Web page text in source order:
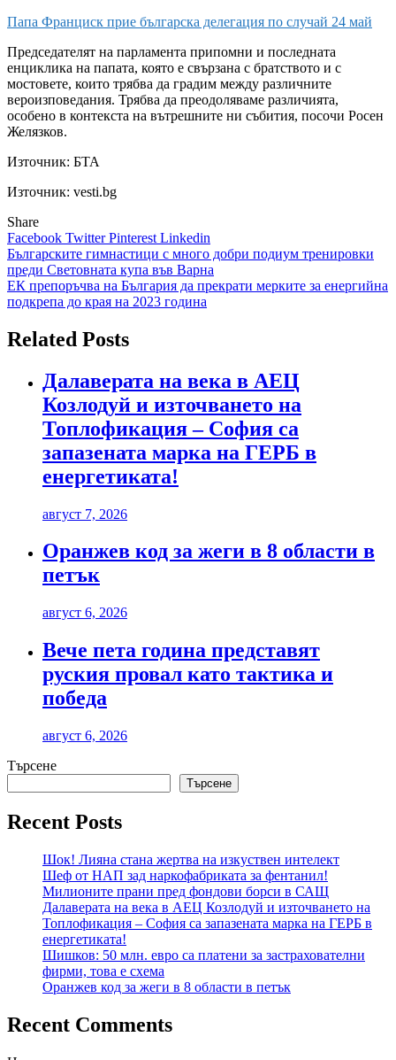
Папа Франциск прие българска делегация по случай 24 май
Председателят на парламента припомни и последната
енциклика на папата, която е свързана с братството и с
мостовете, които трябва да градим между различните
вероизповедания. Трябва да преодоляваме различията,
особено в контекста на вътрешните ни събития, посочи Росен
Желязков.
Източник: БТА
Източник: vesti.bg
Share
Facebook TwitterPinterest Linkedin
Навигация
Българските гимнастици с много добри подиум тренировки
преди Световната купа във Варна
ЕК препоръчва на България да прекрати мерките за енергийна
подкрепа до края на 2023 година
Related Posts
Далаверата на века в АЕЦ
Козлодуй и източването на
Топлофикация – София са
запазената марка на ГЕРБ в
енергетиката!
август 7, 2026
Оранжев код за жеги в 8 области в
петък
август 6, 2026
Вече пета година представят
руския провал като тактика и
победа
август 6, 2026
Търсене
Търсене
Recent Posts
Шок! Лияна стана жертва на изкуствен интелект
Шеф от НАП зад наркофабриката за фентанил!
Милионите прани пред фондови борси в САЩ
Далаверата на века в АЕЦ Козлодуй и източването на
Топлофикация – София са запазената марка на ГЕРБ в
енергетиката!
Шишков: 50 млн. евро са платени за застрахователни
фирми, това е схема
Оранжев код за жеги в 8 области в петък
Recent Comments